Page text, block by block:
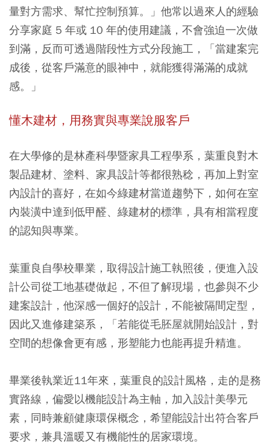
量對方需求、幫忙控制預算。」他常以過來人的經驗
分享家庭 5 年或 10 年的使用建議，不會強迫一次做
到滿，反而可透過階段性方式分段施工，「當建案完
成後，從客戶滿意的眼神中，就能獲得滿滿的成就
感。」
懂木建材，用務實與專業說服客戶
在大學修的是林產科學暨家具工程學系，葉重良對木
製品建材、塗料、家具設計等都很熟稔，再加上對室
內設計的喜好，在如今綠建材當道趨勢下，如何在室
內裝潢中達到低甲醛、綠建材的標準，具有相當程度
的認知與專業。
葉重良自學校畢業，取得設計施工執照後，便進入設
計公司從工地基礎做起，不但了解現場，也參與不少
建案設計，他深感一個好的設計，不能被隔間定型，
因此又進修建築系，「若能從毛胚屋就開始設計，對
空間的想像會更有感，形塑能力也能再提升精進。
畢業後執業近11年來，葉重良的設計風格，走的是務
實路線，偏愛以機能設計為主軸，加入設計美學元
素，同時兼顧健康環保概念，希望能設計出符合客戶
要求，兼具溫暖又有機能性的居家環境。